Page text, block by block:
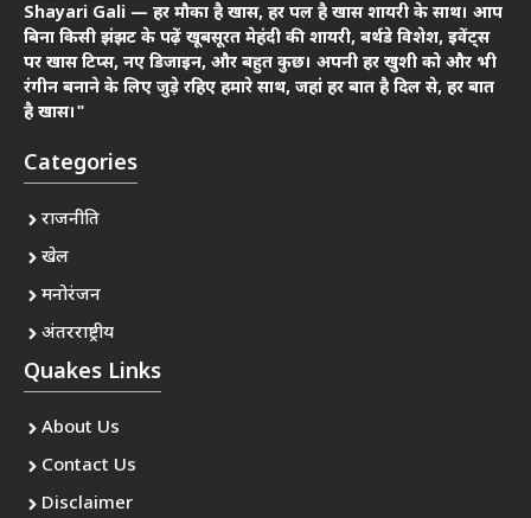
Shayari Gali — हर मौका है खास, हर पल है खास शायरी के साथ। आप
बिना किसी झंझट के पढ़ें खूबसूरत मेहंदी की शायरी, बर्थडे विशेश, इवेंट्स
पर खास टिप्स, नए डिजाइन, और बहुत कुछ। अपनी हर खुशी को और भी
रंगीन बनाने के लिए जुड़े रहिए हमारे साथ, जहां हर बात है दिल से, हर बात
है खास।"
Categories
राजनीति
खेल
मनोरंजन
अंतरराष्ट्रीय
Quakes Links
About Us
Contact Us
Disclaimer